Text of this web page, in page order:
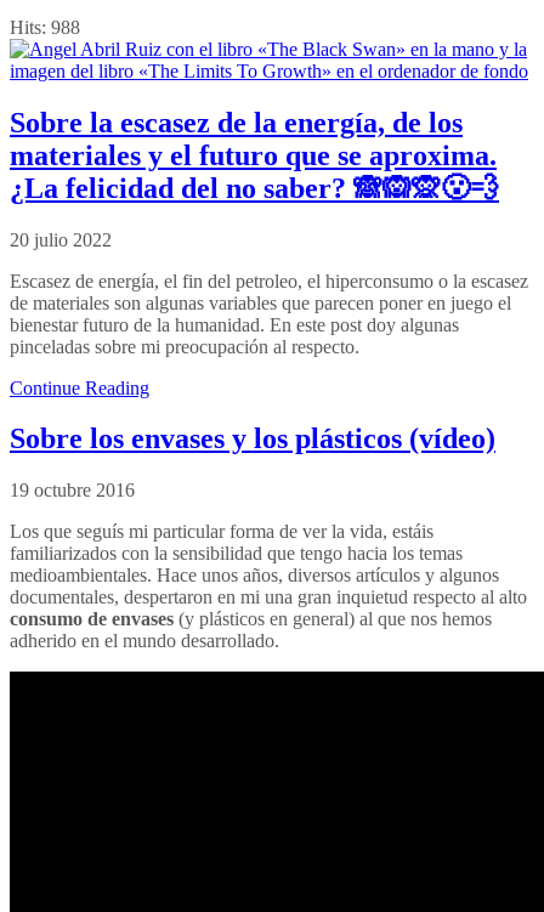
Hits: 988
Sobre la escasez de la energía, de los
materiales y el futuro que se aproxima.
¿La felicidad del no saber? 🙈🙉🙊😮‍💨
20 julio 2022
Escasez de energía, el fin del petroleo, el hiperconsumo o la escasez
de materiales son algunas variables que parecen poner en juego el
bienestar futuro de la humanidad. En este post doy algunas
pinceladas sobre mi preocupación al respecto.
Continue Reading
Sobre los envases y los plásticos (vídeo)
19 octubre 2016
Los que seguís mi particular forma de ver la vida, estáis
familiarizados con la sensibilidad que tengo hacia los temas
medioambientales. Hace unos años, diversos artículos y algunos
documentales, despertaron en mi una gran inquietud respecto al alto
consumo de envases (y plásticos en general) al que nos hemos
adherido en el mundo desarrollado.